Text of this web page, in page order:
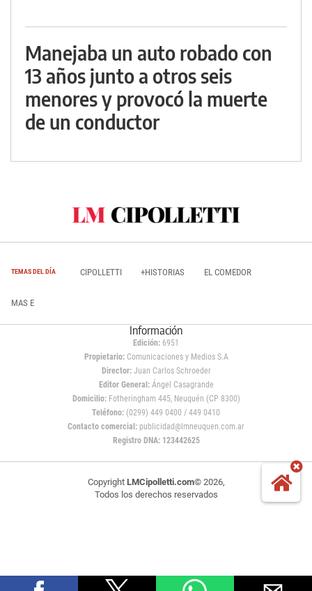
Manejaba un auto robado con
13 años junto a otros seis
menores y provocó la muerte
de un conductor
TEMAS DEL DÍA CIPOLLETTI +HISTORIAS EL COMEDOR
MAS E
Información
Edición: 6951
Propietario:Comunicaciones y Medios S.A
Director: Juan Carlos Schroeder
Editor General:Ángel Casagrande
Domicilio:Fotheringham 445, Neuquén (CP 8300)
Teléfono: (0299) 449 0400 / 449 0410
Contacto comercial: publicidad@lmneuquen.com.ar
Registro DNA: 123442625
Copyright LMCipolletti.com© 2026,
Todos los derechos reservados